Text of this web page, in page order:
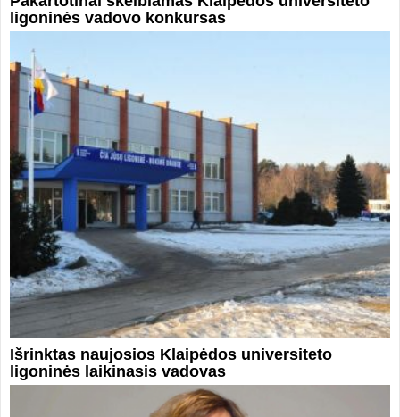
ligoninės vadovo konkursas
Išrinktas naujosios Klaipėdos universiteto
ligoninės laikinasis vadovas